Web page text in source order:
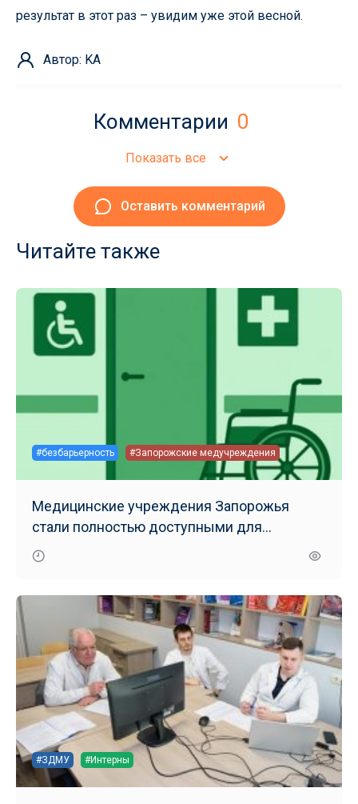
результат в этот раз – увидим уже этой весной.
Автор: KA
Комментарии 0
Показать все
Оставить комментарий
Читайте также
#безбарьерность #Запорожские медучреждения
Медицинские учреждения Запорожья
стали полностью доступными для
маломобильных групп населения
#ЗДМУ #Интерны